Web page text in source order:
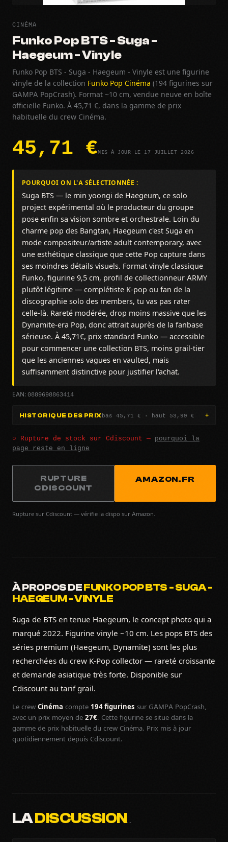
CINÉMA
Funko Pop BTS - Suga -
Haegeum - Vinyle
Funko Pop BTS - Suga - Haegeum - Vinyle est une figurine
vinyle de la collection Funko Pop Cinéma (194 figurines sur
GAMPA PopCrash). Format ~10 cm, vendue neuve en boîte
officielle Funko. À 45,71 €, dans la gamme de prix
habituelle du crew Cinéma.
45,71 €MIS À JOUR LE 17 JUILLET 2026
POURQUOI ON L'A SÉLECTIONNÉE :
Suga BTS — le min yoongi de Haegeum, ce solo
project expérimental où le producteur du groupe
pose enfin sa vision sombre et orchestrale. Loin du
charme pop des Bangtan, Haegeum c'est Suga en
mode compositeur/artiste adult contemporary, avec
une esthétique classique que cette Pop capture dans
ses moindres détails visuels. Format vinyle classique
Funko, figurine 9,5 cm, profil de collectionneur ARMY
plutôt légitime — complétiste K-pop ou fan de la
discographie solo des members, tu vas pas rater
celle-là. Rareté modérée, drop moins massive que les
Dynamite-era Pop, donc attrait auprès de la fanbase
sérieuse. À 45,71€, prix standard Funko — accessible
pour commencer une collection BTS, moins grail-tier
que les anciennes vagues en vaulted, mais
suffisamment distinctive pour justifier l'achat.
EAN: 0889698863414
HISTORIQUE DES PRIXbas 45,71 € · haut 53,99 €
○ Rupture de stock sur Cdiscount — pourquoi la
page reste en ligne
RUPTURE
CDISCOUNT
AMAZON.FR
Rupture sur Cdiscount — vérifie la dispo sur Amazon.
À PROPOS DEFUNKO POP BTS - SUGA -
HAEGEUM - VINYLE
Suga de BTS en tenue Haegeum, le concept photo qui a
marqué 2022. Figurine vinyle ~10 cm. Les pops BTS des
séries premium (Haegeum, Dynamite) sont les plus
recherchées du crew K-Pop collector — rareté croissante
et demande asiatique très forte. Disponible sur
Cdiscount au tarif grail.
Le crew Cinéma compte 194 figurines sur GAMPA PopCrash,
avec un prix moyen de 27€. Cette figurine se situe dans la
gamme de prix habituelle du crew Cinéma. Prix mis à jour
quotidiennement depuis Cdiscount.
LADISCUSSION…